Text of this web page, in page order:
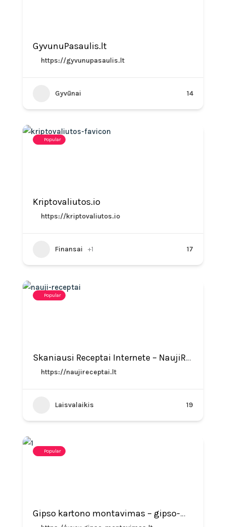
GyvunuPasaulis.lt
https://gyvunupasaulis.lt
Gyvūnai 14
Popular
Kriptovaliutos.io
https://kriptovaliutos.io
Finansai +1 17
Popular
Skaniausi Receptai Internete – NaujiReceptai.lt
https://naujireceptai.lt
Laisvalaikis 19
Popular
Gipso kartono montavimas – gipso-montavimas.lt